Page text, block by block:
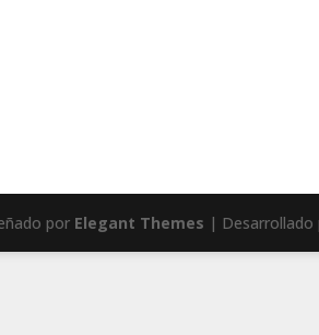
por Elegant Themes | Desarrollado